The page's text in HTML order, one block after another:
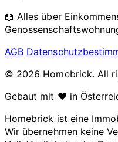
📖 Alles über
AGB
© 2026 Homebrick. All
Gebaut mit ❤️ in
Homebrick ist eine
Wir übernehmen keine